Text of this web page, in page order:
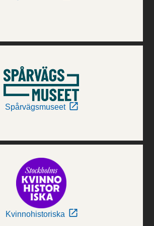
Spårvägsmuseet
Kvinnohistoriska